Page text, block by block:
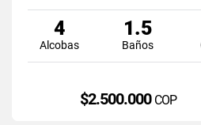
4
Alcobas
1.5
Baños
$2.500.000 COP